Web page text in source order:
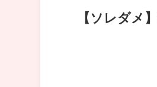
【ソレダメ】